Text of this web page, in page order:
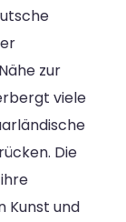
zur
viele
Die
Kunst und